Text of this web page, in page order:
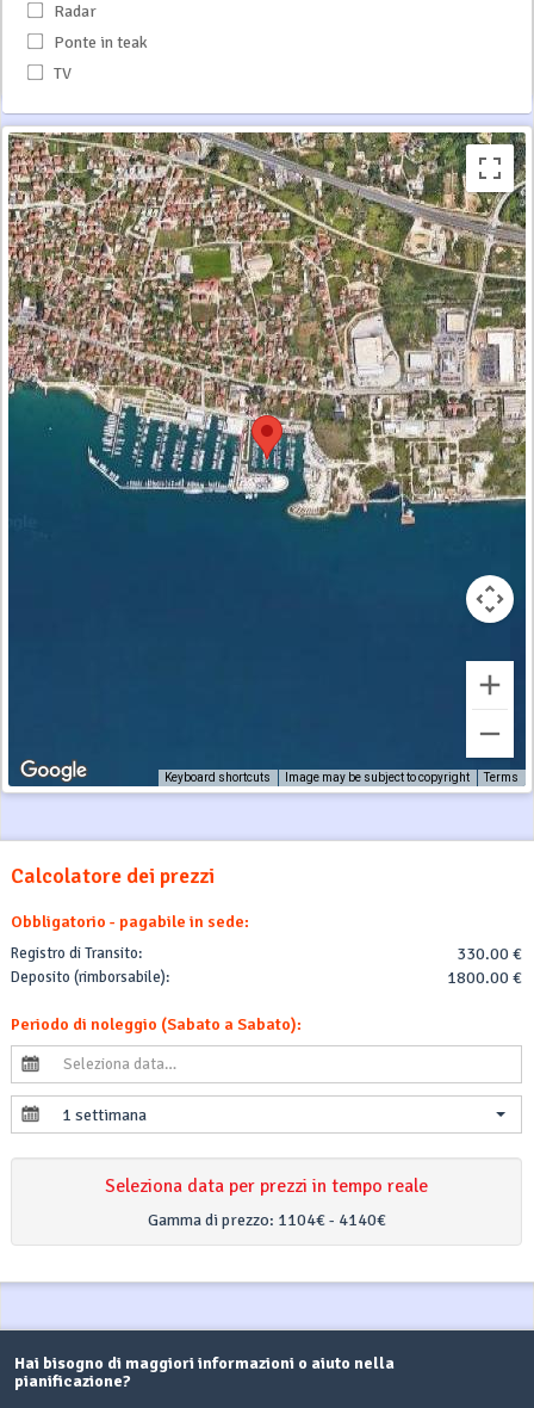
Radar
Ponte in teak
TV
Keyboard shortcuts Image may be subject to copyright Terms
Calcolatore dei prezzi
Obbligatorio - pagabile in sede:
Registro di Transito: 330.00 €
Deposito (rimborsabile): 1800.00 €
Periodo di noleggio (Sabato a Sabato):
1 settimana
Seleziona data per prezzi in tempo reale
Gamma di prezzo: 1104€ - 4140€
Hai bisogno di maggiori informazioni o aiuto nella
pianificazione?